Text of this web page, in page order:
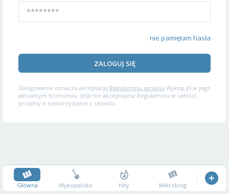
nie pamiętam hasła
ZALOGUJ SIĘ
Zalogowanie oznacza akceptację Regulaminu serwisu Wykop.pl w jego
aktualnym brzmieniu. Jeśli nie akceptujesz Regulaminu w całości,
prosimy o niekorzystanie z serwisu.
Główna Wykopalisko Hity Mikroblog